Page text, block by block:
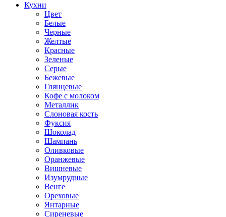
Кухни
Цвет
Белые
Черные
Желтые
Красные
Зеленые
Серые
Бежевые
Глянцевые
Кофе с молоком
Металлик
Слоновая кость
Фуксия
Шоколад
Шампань
Оливковые
Оранжевые
Вишневые
Изумрудные
Венге
Ореховые
Янтарные
Сиреневые